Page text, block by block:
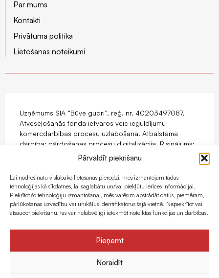
Pārvaldīt piekrišanu
Lai nodrošinātu vislabāko lietošanas pieredzi, mēs izmantojam tādas
tehnoloģijas kā sīkdatnes, lai saglabātu un/vai piekļūtu ierīces informācijai.
Piekrītot šo tehnoloģiju izmantošanai, mēs varēsim apstrādāt datus, piemēram,
pārlūkošanas uzvedību vai unikālus identifikatorus šajā vietnē. Nepiekrītot vai
atsaucot piekrišanu, tas var nelabvēlīgi ietekmēt noteiktas funkcijas un darbības.
Pieņemt
Noraidīt
Par mums
Kontakti
Privātuma politika
Lietošanas noteikumi
Uzņēmums SIA “Būve gudri”, reģ. nr. 40203497087,
Atveseļošanās fonda ietvaros veic ieguldījumu
komercdarbības procesu uzlabošanā. Atbalstāmā
darbība: pārdošanas procesu digitalizācija. Risinājums:
mājaslapas ar e-komercijas funkcionalitāti izstrāde.
Projekts tiek īstenots ar Eiropas Savienības
Atveseļošanas fonda atbalstu.